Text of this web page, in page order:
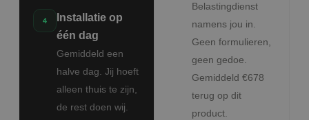
Installatie op
één dag
Gemiddeld een
halve dag. Jij hoeft
alleen thuis te zijn,
de rest doen wij.
Belastingdienst
namens jou in.
Geen formulieren,
geen gedoe.
Gemiddeld €678
terug op dit
product.